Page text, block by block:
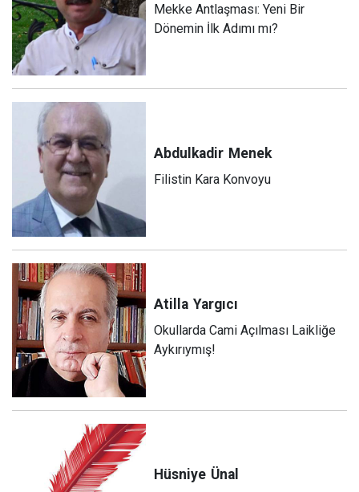
Mekke Antlaşması: Yeni Bir
Dönemin İlk Adımı mı?
Abdulkadir Menek
Filistin Kara Konvoyu
Atilla Yargıcı
Okullarda Cami Açılması Laikliğe
Aykırıymış!
Hüsniye Ünal